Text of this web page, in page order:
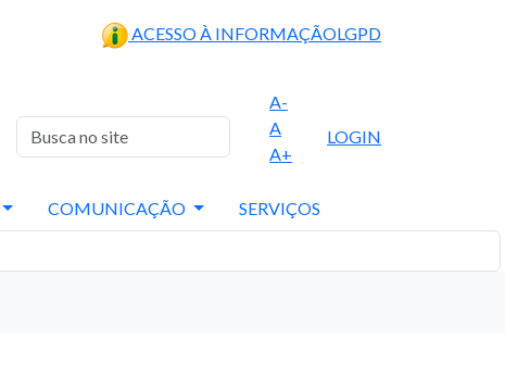
ACESSO À INFORMAÇÃOLGPD
A-
A
A+
LOGIN
COMUNICAÇÃO SERVIÇOS